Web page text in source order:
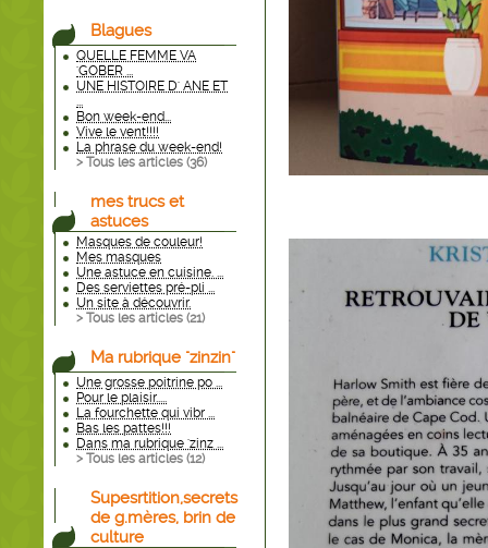
Blagues
QUELLE FEMME VA
'GOBER ...
UNE HISTOIRE D' ANE ET
...
Bon week-end...
Vive le vent!!!!
La phrase du week-end!
> Tous les articles (36)
mes trucs et
astuces
Masques de couleur!
Mes masques
Une astuce en cuisine. ...
Des serviettes pré-pli ...
Un site à découvrir.
> Tous les articles (21)
Ma rubrique "zinzin"
Une grosse poitrine po ...
Pour le plaisir.....
La fourchette qui vibr ...
Bas les pattes!!!
Dans ma rubrique 'zinz ...
> Tous les articles (12)
Supesrtition,secrets
de g.mères, brin de
culture